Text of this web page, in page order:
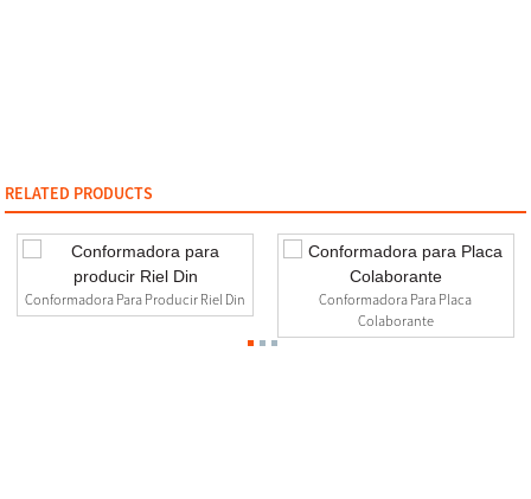
RELATED PRODUCTS
Conformadora Para Producir Riel Din
Conformadora Para Placa
Colaborante